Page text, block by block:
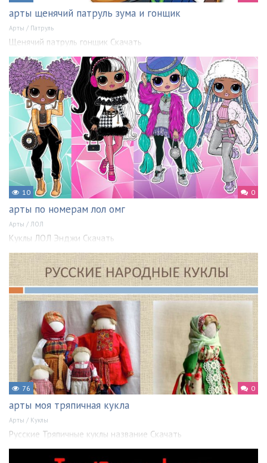
арты щенячий патруль зума и гонщик
Арты / Патруль
Щенячий патруль гонщик Скачать
10 0
арты по номерам лол омг
Арты / ЛОЛ
Куклы ЛОЛ Энджи Скачать
76 0
арты моя тряпичная кукла
Арты / Куклы
Русские Тряпичные куклы название Скачать